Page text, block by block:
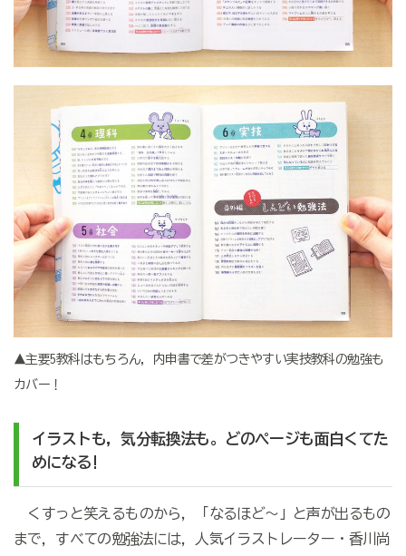
▲主要5教科はもちろん，内申書で差がつきやすい実技教科の勉強も
カバー！
イラストも，気分転換法も。どのページも面白くてた
めになる!
くすっと笑えるものから，「なるほど～」と声が出るもの
まで，すべての勉強法には，人気イラストレーター・香川尚